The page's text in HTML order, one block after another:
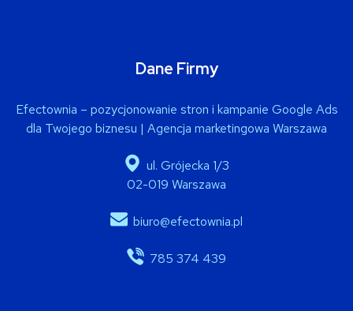
Dane Firmy
Efectownia – pozycjonowanie stron i kampanie Google Ads
dla Twojego biznesu | Agencja marketingowa Warszawa
ul. Grójecka 1/3
02-019 Warszawa
biuro@efectownia.pl
785 374 439